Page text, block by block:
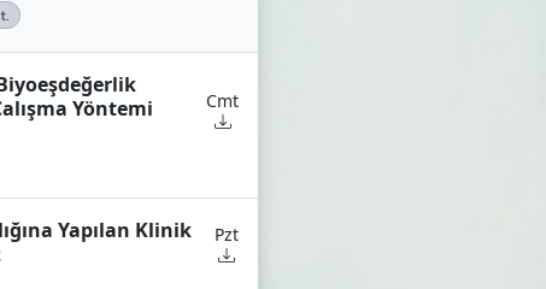
Yöntemi
Cmt
Yapılan Klinik
Pzt